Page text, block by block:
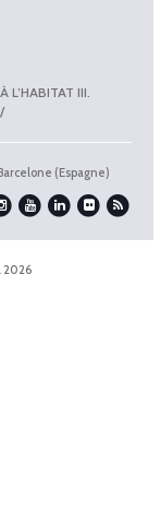
L’HABITAT III.
(Espagne)
2026